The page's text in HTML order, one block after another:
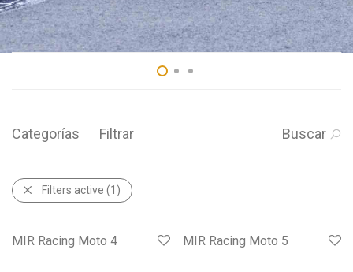
Categorías Filtrar Buscar
Filters active (1)
MIR Racing Moto 4 MIR Racing Moto 5